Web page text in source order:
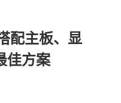
配主板、显
佳方案